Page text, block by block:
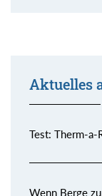
Aktuelles
Test: Therm-a-
Wenn Berge